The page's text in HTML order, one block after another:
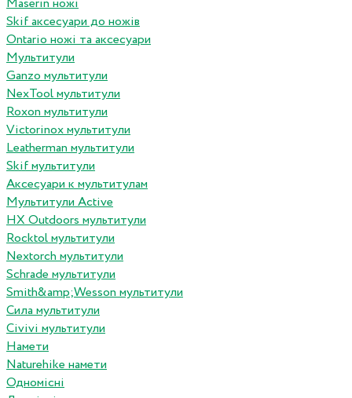
Maserin ножі
Skif аксесуари до ножів
Ontario ножі та аксесуари
Мультитули
Ganzo мультитули
NexTool мультитули
Roxon мультитули
Victorinox мультитули
Leatherman мультитули
Skif мультитули
Аксесуари к мультитулам
Мультитули Active
HX Outdoors мультитули
Rocktol мультитули
Nextorch мультитули
Schrade мультитули
Smith&amp;Wesson мультитули
Сила мультитули
Civivi мультитули
Намети
Naturehike намети
Одномісні